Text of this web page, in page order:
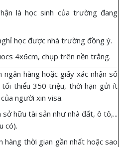
là học sinh của trường đang
học được nhà trường đồng ý.
4x6cm, chụp trên nền trắng.
ngân hàng hoặc giấy xác nhận số
thiểu 350 triệu, thời hạn gửi ít
người xin visa.
sở hữu tài sản như nhà đất, ô tô,...
có).
hàng thời gian gần nhất hoặc sao